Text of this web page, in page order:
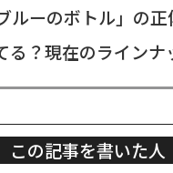
ルーのボトル」の正
る？現在のラインナ
この記事を書いた人